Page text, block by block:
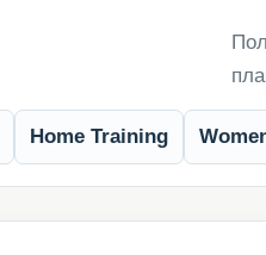
Home Training